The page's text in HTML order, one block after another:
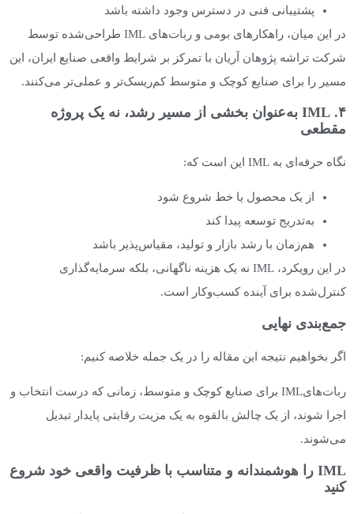
پشتیبانی فنی در دسترس وجود داشته باشد
در این میان، راهکارهای بومی و ربات‌های IML طراحی‌شده توسط
شرکت تراشه پژوهان آریان با تمرکز بر شرایط واقعی صنایع ایران، این
مسیر را برای صنایع کوچک و متوسط کم‌ریسک‌تر و عملی‌تر می‌کنند.
۴. IML به‌عنوان بخشی از مسیر رشد، نه یک پروژه
مقطعی
نگاه حرفه‌ای به IML این است که:
از یک محصول یا خط شروع شود
به‌تدریج توسعه پیدا کند
هم‌زمان با رشد بازار و تولید، مقیاس‌پذیر باشد
در این رویکرد، IML نه یک هزینه ناگهانی، بلکه سرمایه‌گذاری
کنترل‌شده برای آینده کسب‌وکار است.
جمع‌بندی نهایی
اگر بخواهیم نتیجه این مقاله را در یک جمله خلاصه کنیم:
ربات‌هایIML برای صنایع کوچک و متوسط، زمانی که درست انتخاب و
اجرا شوند، از یک چالش بالقوه به یک مزیت رقابتی پایدار تبدیل
می‌شوند.
IML را هوشمندانه و متناسب با ظرفیت واقعی خود شروع
کنید